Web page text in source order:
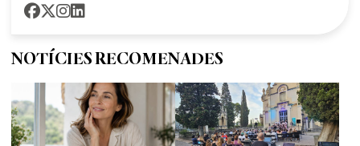
NOTÍCIES RECOMENADES